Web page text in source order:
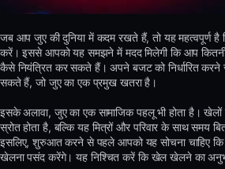
जब आप जुए की दुनिया में कदम रखते हैं, तो यह महत्वपूर्ण है
करें। इससे आपको यह समझने में मदद मिलेगी कि आप
कैसे नियंत्रित कर सकते हैं। अपने बजट को निर्धारित
सकते हैं, जो जुए का एक प्रमुख खतरा है।
इसके अलावा, जुए का एक सामाजिक पहलू भी होता है।
स्रोत होता है, बल्कि यह मित्रों और परिवार के साथ समय
इसलिए, शुरुआत करने से पहले आपको यह सोचना चाहिए
खेलना पसंद करेंगे। यह निश्चित करें कि खेल खेलने का